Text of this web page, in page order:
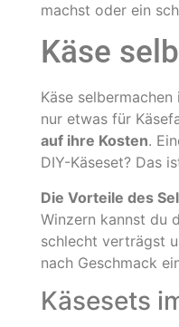
machst oder ein
Käse
Käse
nur etwas für
auf ihre Kosten.
DIY-Käseset? Das
Die Vorteile des
Winzern kannst du
schlecht verträgst
nach Geschmack
Käsesets